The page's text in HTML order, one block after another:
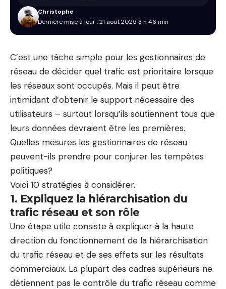
Dernière mise à jour : 21 août 2025 3 h 46 min
Christophe
C’est une tâche simple pour les gestionnaires de
réseau de décider quel trafic est prioritaire lorsque
les réseaux sont occupés. Mais il peut être
intimidant d’obtenir le support nécessaire des
utilisateurs – surtout lorsqu’ils soutiennent tous que
leurs données devraient être les premières.
Quelles mesures les gestionnaires de réseau
peuvent-ils prendre pour conjurer les tempêtes
politiques?
Voici 10 stratégies à considérer.
1. Expliquez la hiérarchisation du
trafic réseau et son rôle
Une étape utile consiste à expliquer à la haute
direction du fonctionnement de la hiérarchisation
du trafic réseau et de ses effets sur les résultats
commerciaux. La plupart des cadres supérieurs ne
détiennent pas le contrôle du trafic réseau comme